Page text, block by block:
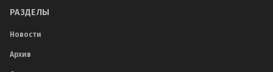
РАЗДЕЛЫ
Новости
Архив